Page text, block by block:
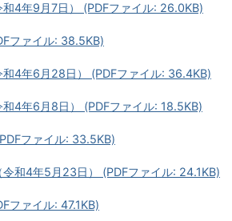
4年9月7日） (PDFファイル: 26.0KB)
ファイル: 38.5KB)
4年6月28日） (PDFファイル: 36.4KB)
4年6月8日） (PDFファイル: 18.5KB)
ファイル: 33.5KB)
和4年5月23日） (PDFファイル: 24.1KB)
ファイル: 47.1KB)